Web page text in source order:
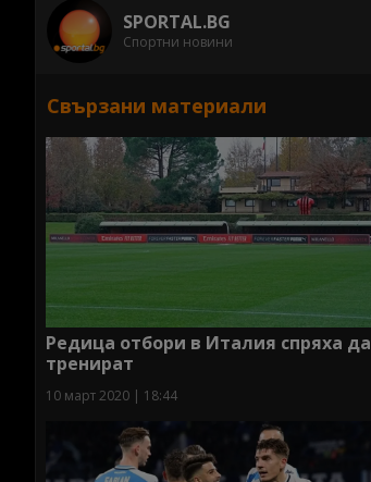
SPORTAL.BG
Спортни новини
Свързани материали
Редица отбори в Италия спряха да
тренират
10 март 2020 | 18:44